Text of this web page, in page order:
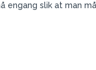
engang slik at man